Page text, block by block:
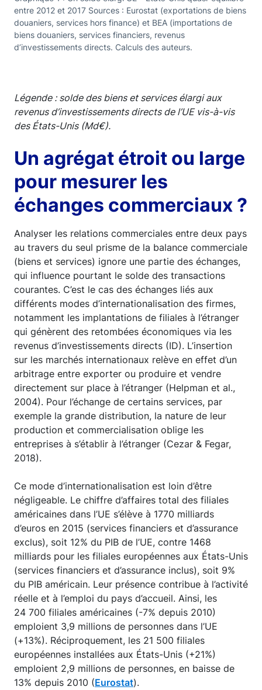
entre 2012 et 2017 Sources : Eurostat (exportations de biens
douaniers, services hors finance) et BEA (importations de
biens douaniers, services financiers, revenus
d’investissements directs. Calculs des auteurs.
Légende : solde des biens et services élargi aux
revenus d’investissements directs de l’UE vis-à-vis
des États-Unis (Md€).
Un agrégat étroit ou large
pour mesurer les
échanges commerciaux ?
Analyser les relations commerciales entre deux pays
au travers du seul prisme de la balance commerciale
(biens et services) ignore une partie des échanges,
qui influence pourtant le solde des transactions
courantes. C’est le cas des échanges liés aux
différents modes d’internationalisation des firmes,
notamment les implantations de filiales à l’étranger
qui génèrent des retombées économiques via les
revenus d’investissements directs (ID). L’insertion
sur les marchés internationaux relève en effet d’un
arbitrage entre exporter ou produire et vendre
directement sur place à l’étranger (Helpman et al.,
2004). Pour l’échange de certains services, par
exemple la grande distribution, la nature de leur
production et commercialisation oblige les
entreprises à s’établir à l’étranger (Cezar & Fegar,
2018).
Ce mode d’internationalisation est loin d’être
négligeable. Le chiffre d’affaires total des filiales
américaines dans l’UE s’élève à 1770 milliards
d’euros en 2015 (services financiers et d’assurance
exclus), soit 12% du PIB de l’UE, contre 1468
milliards pour les filiales européennes aux États-Unis
(services financiers et d’assurance inclus), soit 9%
du PIB américain. Leur présence contribue à l’activité
réelle et à l’emploi du pays d’accueil. Ainsi, les
24 700 filiales américaines (-7% depuis 2010)
emploient 3,9 millions de personnes dans l’UE
(+13%). Réciproquement, les 21 500 filiales
européennes installées aux États-Unis (+21%)
emploient 2,9 millions de personnes, en baisse de
13% depuis 2010 (Eurostat).